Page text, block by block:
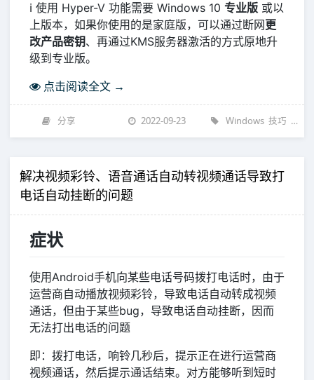
ℹ️ 使用 Hyper-V 功能需要 Windows 10 专业版 或以
上版本，如果你使用的是家庭版，可以通过断网更
改产品密钥、再通过KMS服务器激活的方式原地升
级到专业版。
点击阅读全文 →
分享 2022-09-23 Windows 技巧 操作
解决视频彩铃、语音通话自动转视频通话导致打
电话自动挂断的问题
症状
使用Android手机向某些电话号码拨打电话时，由于
运营商自动播放视频彩铃，导致电话自动转成视频
通话，但由于某些bug，导致电话自动挂断，因而
无法打出电话的问题
即：拨打电话，响铃几秒后，提示正在进行运营商
视频通话，然后提示通话结束。对方能够听到短时